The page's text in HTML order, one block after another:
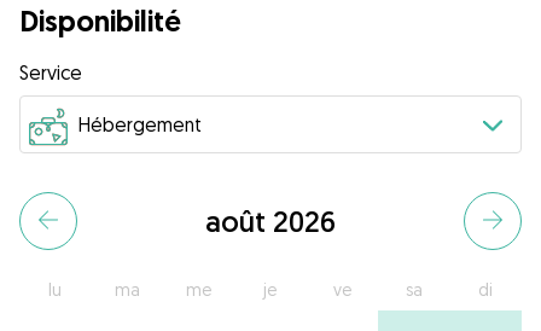
Disponibilité
Service
août 2026
lu ma me je ve sa di